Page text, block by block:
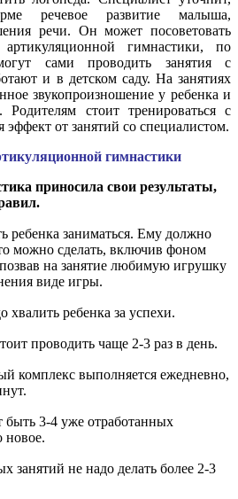
речевое развитие малыша,
речи. Он может посоветовать
гимнастики, по
сами проводить занятия с
и в детском саду. На занятиях
звукопроизношение у ребенка и
стоит тренироваться с
эффект от занятий со специалистом.
гимнастики
приносила свои результаты,
ребенка заниматься. Ему должно
можно сделать, включив фоном
на занятие любимую игрушку
виде игры.
хвалить ребенка за успехи.
проводить чаще 2-3 раз в день.
комплекс выполняется ежедневно,
3-4 уже отработанных
новое.
занятий не надо делать более 2-3